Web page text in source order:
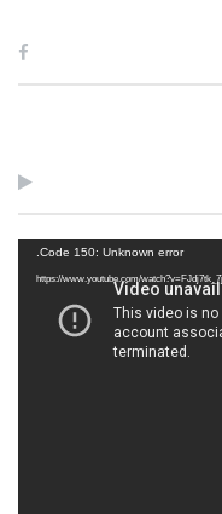
Code 150: Unknown error.